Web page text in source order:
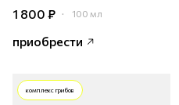
1 800 ₽ 100 мл
приобрести
комплекс грибов